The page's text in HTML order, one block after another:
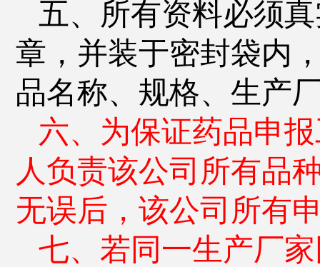
五、所有资料必须
章，并装于密封袋内
品名称、规格、生产
六、为保证药品申
人负责该公司所有品
无误后，该公司所有
七、若同一生产厂